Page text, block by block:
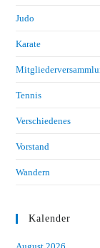
Judo
Karate
Tennis
Verschiedenes
Vorstand
Wandern
Kalender